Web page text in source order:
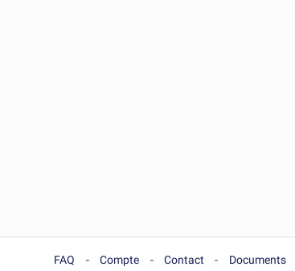
FAQ Compte Contact Documents